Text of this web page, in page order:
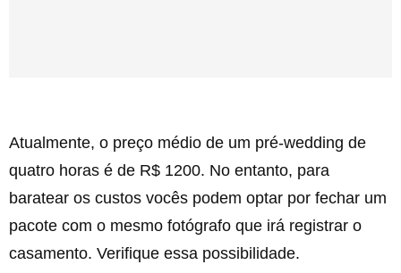
Atualmente, o preço médio de um pré-wedding de
quatro horas é de R$ 1200. No entanto, para
baratear os custos vocês podem optar por fechar um
pacote com o mesmo fotógrafo que irá registrar o
casamento. Verifique essa possibilidade.